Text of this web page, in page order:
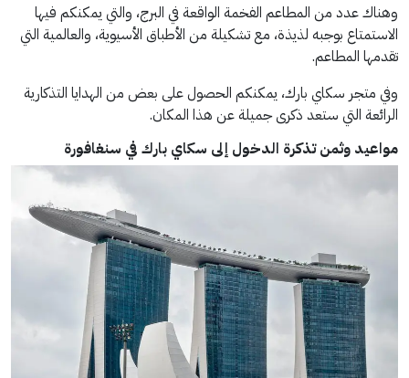
وهناك عدد من المطاعم الفخمة الواقعة في البرج، والتي يمكنكم فيها
الاستمتاع بوجبه لذيذة، مع تشكيلة من الأطباق الأسيوية، والعالمية التي
تقدمها المطاعم.
وفي متجر سكاي بارك، يمكنكم الحصول على بعض من الهدايا التذكارية
الرائعة التي ستعد ذكرى جميلة عن هذا المكان.
مواعيد وثمن تذكرة الدخول إلى سكاي بارك في سنغافورة